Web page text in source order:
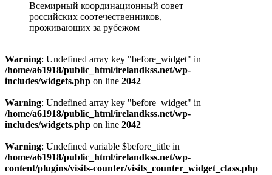
Всемирный координационный совет
российских соотечественников,
проживающих за рубежом
Warning: Undefined array key "before_widget" in
/home/a61918/public_html/irelandkss.net/wp-
includes/widgets.php on line 2042
Warning: Undefined array key "before_widget" in
/home/a61918/public_html/irelandkss.net/wp-
includes/widgets.php on line 2042
Warning: Undefined variable $before_title in
/home/a61918/public_html/irelandkss.net/wp-
content/plugins/visits-counter/visits_counter_widget_class.php